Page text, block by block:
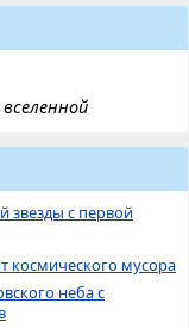
звезды с первой
космического мусора
неба с